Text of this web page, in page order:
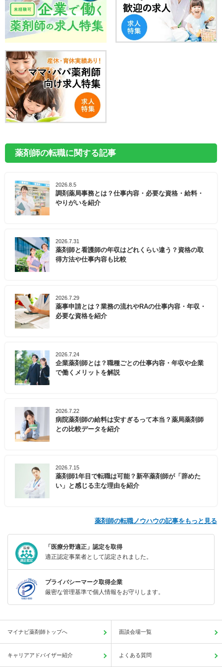
薬剤師の転職に関する記事
2026.8.5
調剤薬局事務とは？仕事内容・必要な資格・給料・
やりがいを紹介
2026.7.31
薬剤師と看護師の年収はどれくらい違う？資格の取
得方法や仕事内容も比較
2026.7.29
薬事申請とは？業務の流れやRAの仕事内容・年収・
必要な資格を紹介
2026.7.24
企業薬剤師とは？職種ごとの仕事内容・年収や企業
で働くメリットを解説
2026.7.22
病院薬剤師の給料は安すぎるって本当？薬局薬剤師
との比較データを紹介
2026.7.15
薬剤師1年目で転職は可能？新卒薬剤師が「辞めた
い」と感じる主な理由を紹介
薬剤師の転職ノウハウの記事をもっと見る
「医療分野適正」認定を取得
適正認定事業者として認定されました。
プライバシーマーク取得企業
厳密な管理基準で個人情報をお守りします。
マイナビ薬剤師トップへ 面談会場一覧
キャリアアドバイザー紹介 よくある質問